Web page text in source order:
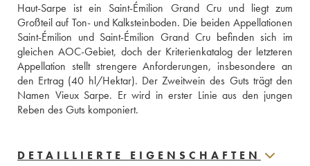
Haut-Sarpe ist ein Saint-Émilion Grand Cru und liegt zum
Großteil auf Ton- und Kalksteinboden. Die beiden Appellationen
Saint-Émilion und Saint-Émilion Grand Cru befinden sich im
gleichen AOC-Gebiet, doch der Kriterienkatalog der letzteren
Appellation stellt strengere Anforderungen, insbesondere an
den Ertrag (40 hl/Hektar). Der Zweitwein des Guts trägt den
Namen Vieux Sarpe. Er wird in erster Linie aus den jungen
Reben des Guts komponiert.
DETAILLIERTE EIGENSCHAFTEN